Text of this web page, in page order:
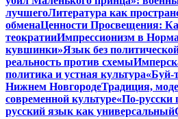
лучшегоЛитература как
обменаЦенности Просвещения:
теократииИмпрессионизм в
кувшинки»Язык без
реальность против схемы
политика и устная культура«Буй-
Нижнем НовгородеТрадиция,
современной культуре«По-русски
русский язык как универсальный